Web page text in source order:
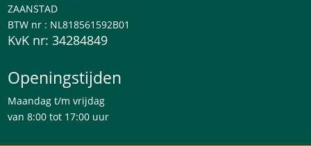
ZAANSTAD
BTW nr : NL818561592B01
KvK nr: 34284849
Openingstijden
Maandag t/m vrijdag
van 8:00 tot 17:00 uur